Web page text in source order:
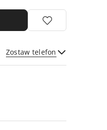
Zostaw telefon
Wyślij